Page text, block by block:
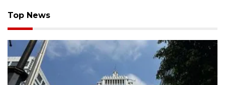
Top News